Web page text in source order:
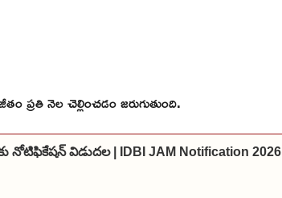
నెల చెల్లించడం జరుగుతుంది.
విడుదల | IDBI JAM Notification 2026 |